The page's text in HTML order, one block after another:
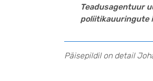
Teadusagentuur
poliitikauuringute
Päisepildil on detail